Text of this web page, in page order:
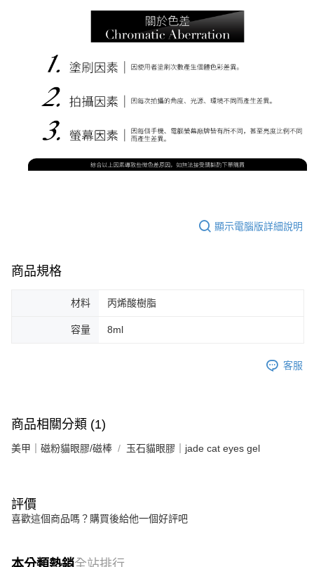
顯示電腦版詳細說明
商品規格
材料 丙烯酸樹脂
容量 8ml
客服
商品相關分類 (1)
美甲｜磁粉貓眼膠/磁棒 玉石貓眼膠｜jade cat eyes gel
評價
喜歡這個商品嗎？購買後給他一個好評吧
本分類熱銷全站排行